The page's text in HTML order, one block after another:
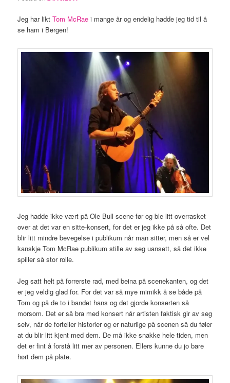
Jeg har liktTom McRae i mange år og endelig hadde jeg tid til å
se ham i Bergen!
Jeg hadde ikke vært på Ole Bull scene før og ble litt overrasket
over at det var en sitte-konsert, for det er jeg ikke på så ofte. Det
blir litt mindre bevegelse i publikum når man sitter, men så er vel
kanskje Tom McRae publikum stille av seg uansett, så det ikke
spiller så stor rolle.
Jeg satt helt på forrerste rad, med beina på scenekanten, og det
er jeg veldig glad for. For det var så mye mimikk å se både på
Tom og på de to i bandet hans og det gjorde konserten så
morsom. Det er så bra med konsert når artisten faktisk gir av seg
selv, når de forteller historier og er naturlige på scenen så du føler
at du blir litt kjent med dem. De må ikke snakke hele tiden, men
det er fint å forstå litt mer av personen. Ellers kunne du jo bare
hørt dem på plate.